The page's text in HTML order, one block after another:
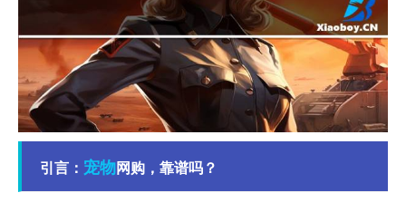
引言： 宠物网购，靠谱吗？